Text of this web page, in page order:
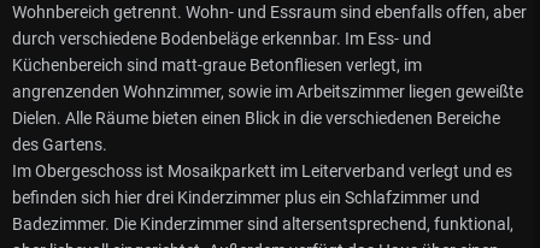
Wohnbereich getrennt. Wohn- und Essraum sind ebenfalls offen, aber
durch verschiedene Bodenbeläge erkennbar. Im Ess- und
Küchenbereich sind matt-graue Betonfliesen verlegt, im
angrenzenden Wohnzimmer, sowie im Arbeitszimmer liegen geweißte
Dielen. Alle Räume bieten einen Blick in die verschiedenen Bereiche
des Gartens.
Im Obergeschoss ist Mosaikparkett im Leiterverband verlegt und es
befinden sich hier drei Kinderzimmer plus ein Schlafzimmer und
Badezimmer. Die Kinderzimmer sind altersentsprechend, funktional,